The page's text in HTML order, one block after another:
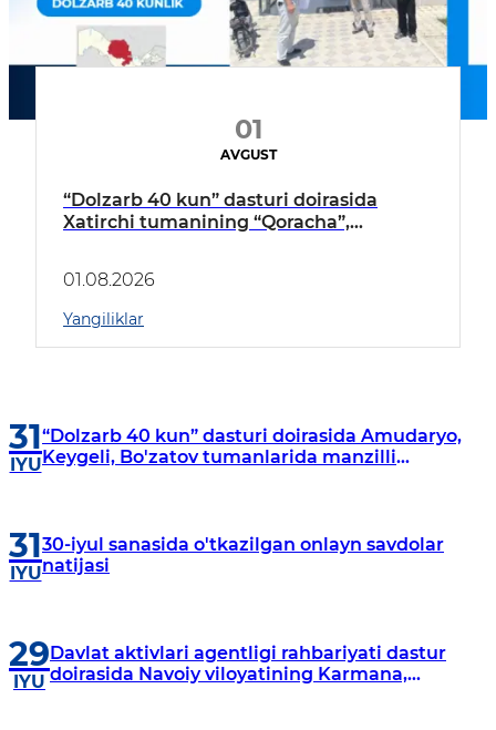
01
AVGUST
“Dolzarb 40 kun” dasturi doirasida
Xatirchi tumanining “Qoracha”,
borildi
01.08.2026
Yangiliklar
31
IYU
“Dolzarb 40 kun” dasturi doirasida Amudaryo,
Keygeli, Bo'zatov tumanlarida manzilli
31
IYU
30-iyul sanasida o'tkazilgan onlayn savdolar
natijasi
29
IYU
Davlat aktivlari agentligi rahbariyati dastur
doirasida Navoiy viloyatining Karmana,